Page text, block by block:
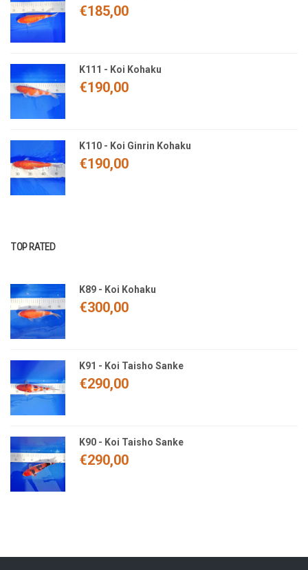
€185,00
K111 - Koi Kohaku
€190,00
K110 - Koi Ginrin Kohaku
€190,00
TOP RATED
K89 - Koi Kohaku
€300,00
K91 - Koi Taisho Sanke
€290,00
K90 - Koi Taisho Sanke
€290,00